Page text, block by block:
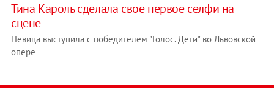
Тина Кароль сделала свое первое селфи на
сцене
Певица выступила с победителем "Голос. Дети" во Львовской
опере